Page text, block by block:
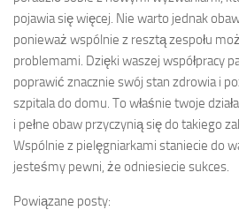
pojawia się więcej. Nie warto jednak
ponieważ wspólnie z resztą zespołu
problemami. Dzięki waszej współpracy
poprawić znacznie swój stan zdrowia i
szpitala do domu. To właśnie twoje
i pełne obaw przyczynią się do takiego
Wspólnie z pielęgniarkami staniecie do
jesteśmy pewni, że odniesiecie sukces.
Powiązane posty: